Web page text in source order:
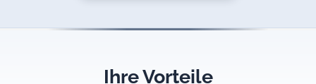
Ihre Vorteile